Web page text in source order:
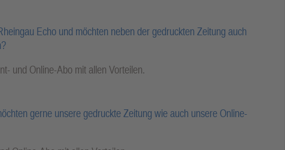
Echo und möchten neben der gedruckten Zeitung auch
und Online-Abo mit allen Vorteilen.
gerne unsere gedruckte Zeitung wie auch unsere Online-